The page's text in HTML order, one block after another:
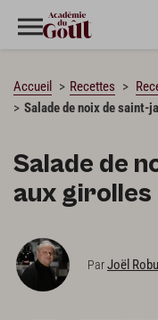
Accueil Recettes
Salade de noix de saint-
Salade de
aux
ParJoël
CHARGEMENT…